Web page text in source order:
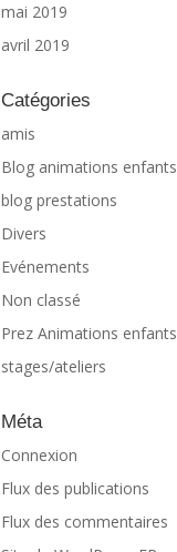
mai 2019
avril 2019
Catégories
amis
Blog animations enfants
blog prestations
Divers
Evénements
Non classé
Prez Animations enfants
stages/ateliers
Méta
Connexion
Flux des publications
Flux des commentaires